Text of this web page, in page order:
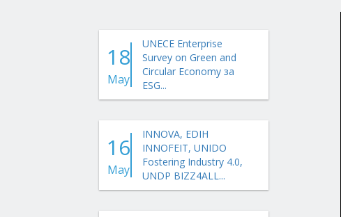
18
May
UNECE Enterprise
Survey on Green and
Circular Economy за
ESG...
16
May
INNOVA, EDIH
INNOFEIT, UNIDO
Fostering Industry 4.0,
UNDP BIZZ4ALL...